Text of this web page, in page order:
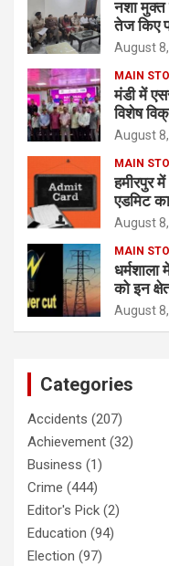
नशा
तेज किए
August
MAIN
मंडी में
विशेष
August
MAIN
हमीरपुर
एडमिट
August
MAIN
को इन
August
Categories
Accidents (207)
Achievement (32)
Business (1)
Crime (444)
Editor's Pick (2)
Education (94)
Election (97)